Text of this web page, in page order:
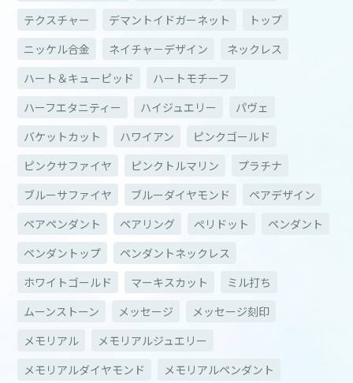
テクスチャー
デマントイドガーネット
トップ
ニッケル合金
ネイチャ－デザイン
ネックレス
ハート＆キューピッド
ハートモチーフ
ハーフエタニティー
ハイジュエリー
パヴェ
バケットカット
ハワイアン
ピンクゴールド
ピンクサファイヤ
ピンクトルマリン
プラチナ
ブルーサファイヤ
ブルーダイヤモンド
ペアデザイン
ペアペンダント
ペアリング ぺリドット
ペンダント
ペンダントップ
ペンダントネックレス
ホワイトゴールド
マーキスカット
ミル打ち
ムーンストーン
メッセージ
メッセージ刻印
メモリアル
メモリアルジュエリー
メモリアルダイヤモンド
メモリアルペンダント